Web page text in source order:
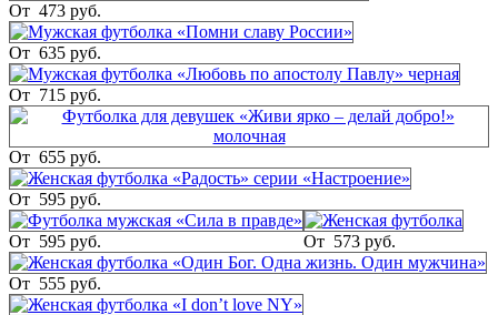
От 473 руб.
От 635 руб.
От 715 руб.
От 655 руб.
От 595 руб.
От 595 руб. От 573 руб.
От 555 руб.